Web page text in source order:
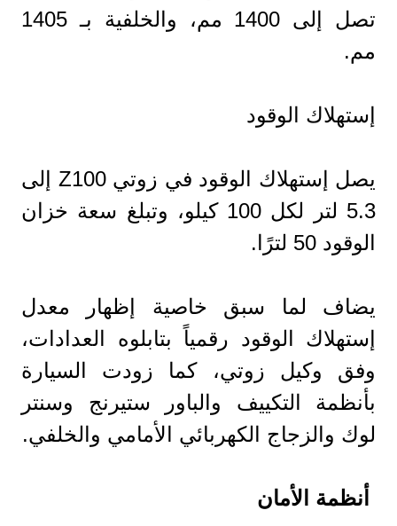
تصل إلى 1400 مم، والخلفية بـ 1405
مم.
إستهلاك الوقود
يصل إستهلاك الوقود في زوتي Z100 إلى
5.3 لتر لکل 100 کيلو، وتبلغ سعة خزان
الوقود 50 لترًا.
يضاف لما سبق خاصية إظهار معدل
إستهلاك الوقود رقمياً بتابلوه العدادات،
وفق وكيل زوتي، كما زودت السيارة
بأنظمة التكييف والباور ستيرنج وسنتر
لوك والزجاج الكهربائي الأمامي والخلفي.
أنظمة الأمان